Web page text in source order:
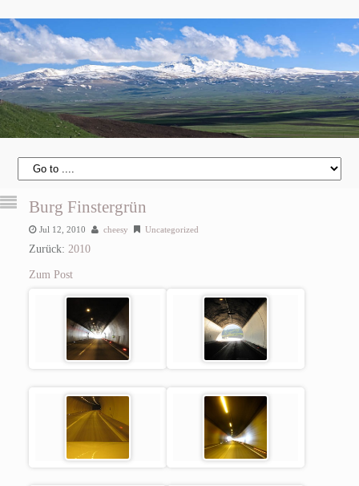
Burg Finstergrün
Jul 12, 2010 cheesy Uncategorized
Zurück: 2010
Zum Post